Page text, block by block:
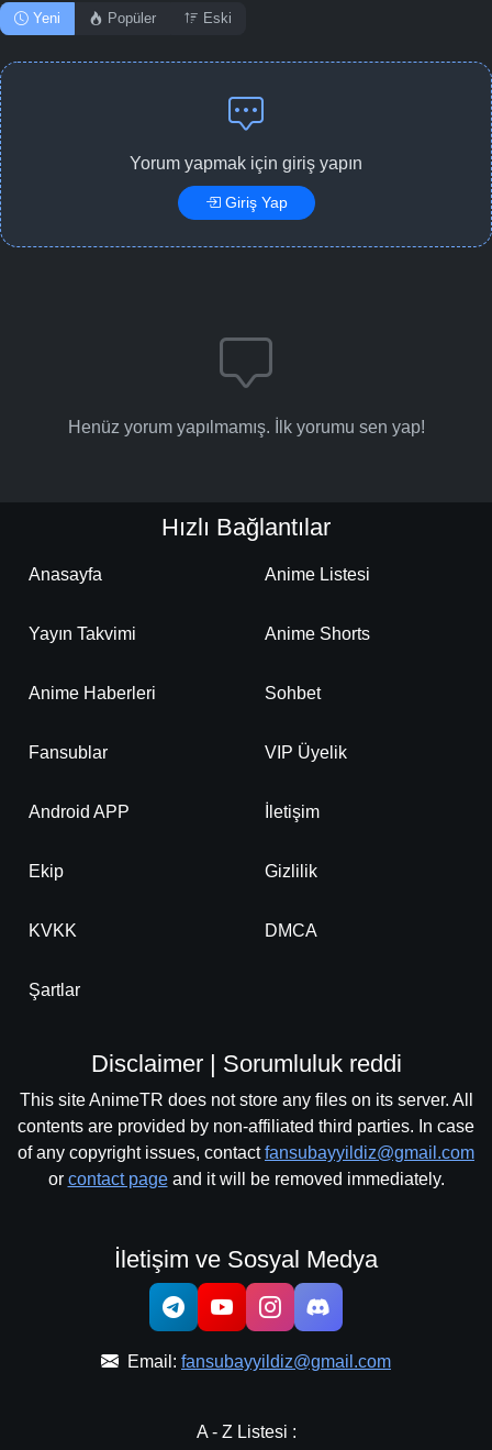
Yeni Popüler Eski
Yorum yapmak için giriş yapın
Giriş Yap
Henüz yorum yapılmamış. İlk yorumu sen yap!
Hızlı Bağlantılar
Anasayfa Anime Listesi
Yayın Takvimi Anime Shorts
Anime Haberleri Sohbet
Fansublar VIP Üyelik
Android APP İletişim
Ekip Gizlilik
KVKK DMCA
Şartlar
Disclaimer | Sorumluluk reddi
This site AnimeTR does not store any files on its server. All
contents are provided by non-affiliated third parties. In case
of any copyright issues, contactfansubayyildiz@gmail.com
or contact pageand it will be removed immediately.
İletişim ve Sosyal Medya
Email: fansubayyildiz@gmail.com
A - Z Listesi :